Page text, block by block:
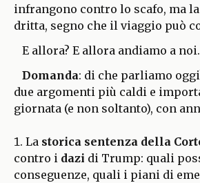
infrangono contro lo scafo, ma
dritta, segno che il viaggio può
E allora? E allora andiamo a noi.
Domanda: di che parliamo
due argomenti più caldi e
giornata (e non soltanto), con
La storica sentenza della
contro i dazi di Trump: quali
conseguenze, quali i piani di